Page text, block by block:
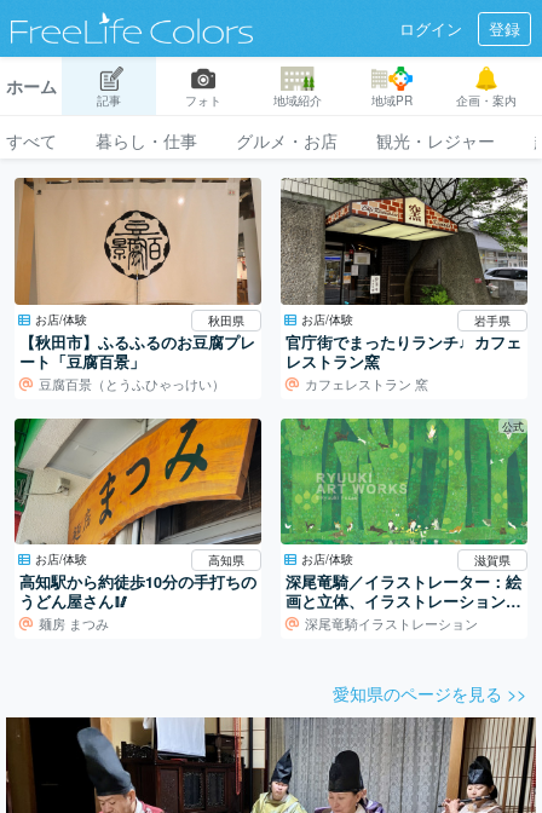
ログイン 登録
ホーム
記事 フォト 地域紹介 地域PR 企画・案内
すべて 暮らし・仕事 グルメ・お店 観光・レジャー
お店/体験 秋田県
【秋田市】ふるふるのお豆腐プレ
ート「豆腐百景」
豆腐百景（とうふひゃっけい）
お店/体験 岩手県
官庁街でまったりランチ♩カフェ
レストラン窯
カフェレストラン 窯
お店/体験 高知県
高知駅から約徒歩10分の手打ちの
うどん屋さん🥢
麺房 まつみ
公式
お店/体験 滋賀県
深尾竜騎／イラストレーター：絵
画と立体、イラストレーションの
世界深尾竜騎イラストレーション
愛知県のページを見る >>